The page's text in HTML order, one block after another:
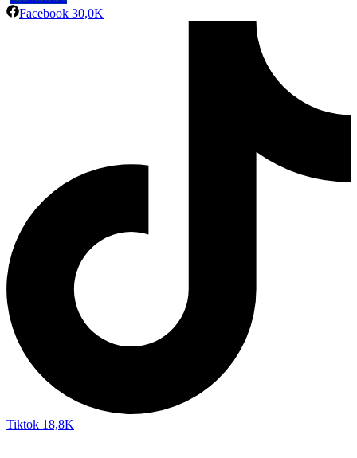
Facebook 30,0K
Tiktok 18,8K